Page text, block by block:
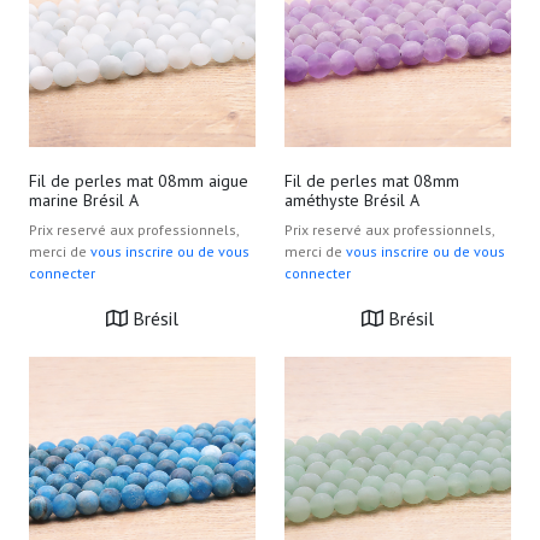
Fil de perles mat 08mm aigue
marine Brésil A
Prix reservé aux professionnels,
merci de vous inscrire ou de vous
connecter
Brésil
Fil de perles mat 08mm
améthyste Brésil A
Prix reservé aux professionnels,
merci de vous inscrire ou de vous
connecter
Brésil